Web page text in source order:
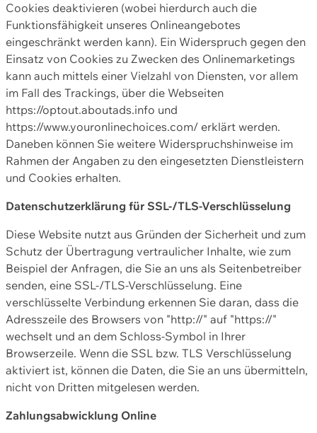
Cookies deaktivieren (wobei hierdurch auch die
Funktionsfähigkeit unseres Onlineangebotes
eingeschränkt werden kann). Ein Widerspruch gegen den
Einsatz von Cookies zu Zwecken des Onlinemarketings
kann auch mittels einer Vielzahl von Diensten, vor allem
im Fall des Trackings, über die Webseiten
https://optout.aboutads.info und
https://www.youronlinechoices.com/ erklärt werden.
Daneben können Sie weitere Widerspruchshinweise im
Rahmen der Angaben zu den eingesetzten Dienstleistern
und Cookies erhalten.
Datenschutzerklärung für SSL-/TLS-Verschlüsselung
Diese Website nutzt aus Gründen der Sicherheit und zum
Schutz der Übertragung vertraulicher Inhalte, wie zum
Beispiel der Anfragen, die Sie an uns als Seitenbetreiber
senden, eine SSL-/TLS-Verschlüsselung. Eine
verschlüsselte Verbindung erkennen Sie daran, dass die
Adresszeile des Browsers von "http://" auf "https://"
wechselt und an dem Schloss-Symbol in Ihrer
Browserzeile. Wenn die SSL bzw. TLS Verschlüsselung
aktiviert ist, können die Daten, die Sie an uns übermitteln,
nicht von Dritten mitgelesen werden.
Zahlungsabwicklung Online